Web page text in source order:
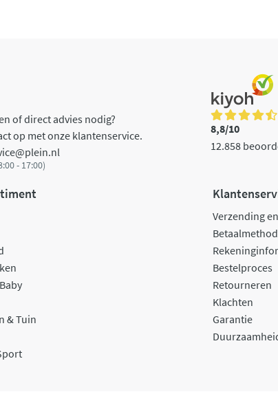
of direct advies nodig?
op met onze klantenservice.
- 17:00)
8,8/10
12.858
& Tuin
Verzending
Bestelproces
Retourneren
Klachten
Garantie